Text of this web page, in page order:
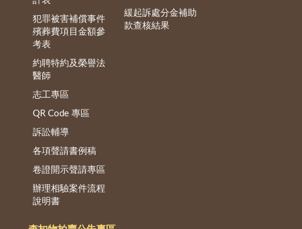
犯罪被害補償事件
殯葬費項目金額參
考表
約聘特約及榮譽法
醫師
志工專區
QR Code 專區
訴訟輔導
各項聲請書例稿
卷證開示聲請專區
辦理相驗案件流程
說明書
緩起訴處分金補助
款查核結果